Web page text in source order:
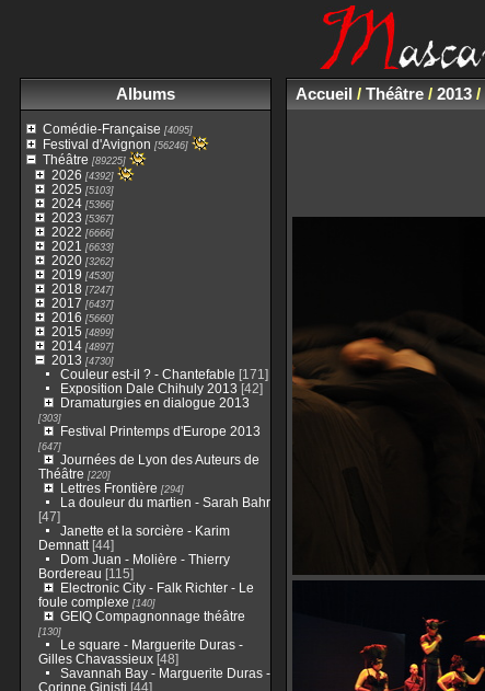
Albums
Comédie-Française [4095]
Festival d'Avignon [56246]
Théâtre [89225]
2026 [4392]
2025 [5103]
2024[5366]
2023 [5367]
2022 [6666]
2021 [6633]
2020[3262]
2019 [4530]
2018 [7247]
2017 [6437]
2016 [5660]
2015 [4899]
2014[4897]
2013 [4730]
Couleur est-il ? - Chantefable [171]
Exposition Dale Chihuly 2013 [42]
Dramaturgies en dialogue 2013
[303]
Festival Printemps d'Europe 2013
[647]
Journées de Lyon des Auteurs de
Théâtre [220]
Lettres Frontière [294]
La douleur du martien - Sarah Bahr
[47]
Janette et la sorcière - Karim
Demnatt [44]
Dom Juan - Molière - Thierry
Bordereau [115]
Electronic City - Falk Richter - Le
foule complexe [140]
GEIQ Compagnonnage théâtre
[130]
Le square - Marguerite Duras -
Gilles Chavassieux[48]
Savannah Bay - Marguerite Duras -
Corinne Ginisti [44]
Accueil/ Théâtre/ 2013/